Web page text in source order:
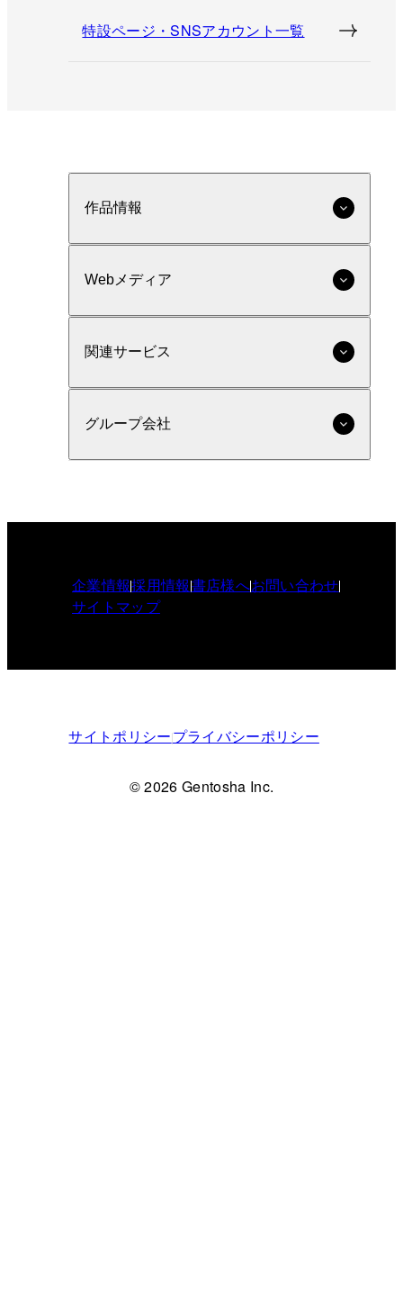
特設ページ・SNSアカウント一覧
作品情報
Webメディア
関連サービス
グループ会社
企業情報採用情報書店様へお問い合わせ
サイトマップ
サイトポリシープライバシーポリシー
© 2026 Gentosha Inc.